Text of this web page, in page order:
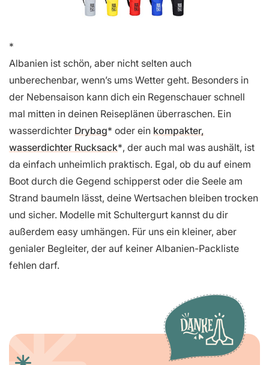
Albanien ist schön, aber nicht selten auch
unberechenbar, wenn’s ums Wetter geht. Besonders in
der Nebensaison kann dich ein Regenschauer schnell
mal mitten in deinen Reiseplänen überraschen. Ein
wasserdichter Drybag oder ein kompakter,
wasserdichter Rucksack , der auch mal was aushält, ist
da einfach unheimlich praktisch. Egal, ob du auf einem
Boot durch die Gegend schipperst oder die Seele am
Strand baumeln lässt, deine Wertsachen bleiben trocken
und sicher. Modelle mit Schultergurt kannst du dir
außerdem easy umhängen. Für uns ein kleiner, aber
genialer Begleiter, der auf keiner Albanien-Packliste
fehlen darf.